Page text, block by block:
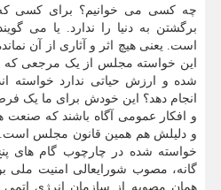
چه کسی می خوانیم؟ برای کسی که
برگشتن به دنیا را ندارد. یا می
است. یعنی هیچ اثر و آثاری از آن
این خواسته مجلس از یک مرجعی که
شده و ارزش حیاتی ندارد خواسته
انجام دهد؟ این خودش برای ما یک
و افکار عمومی آگاه باشند که
و دلیلش هم همین قانون مجلس است.
خواسته شده در چارچوب گام های
گانه، مصوب شورایعالی امنیت ملی
همان مصوبه از سازمان انرژی اتمی